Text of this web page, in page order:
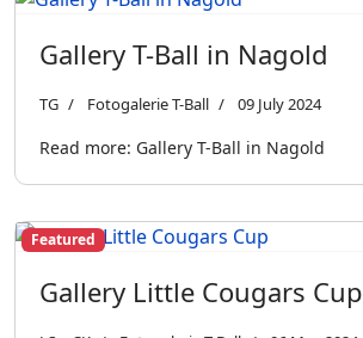
Gallery T-Ball in Nagold
TG Fotogalerie T-Ball 09 July 2024
Read more: Gallery T-Ball in Nagold
Featured
Gallery Little Cougars Cup